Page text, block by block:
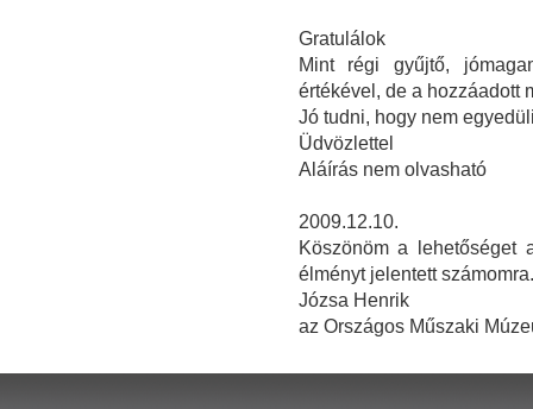
Gratulálok
Mint régi gyűjtő,
értékével, de a hozzáadott
Jó tudni, hogy nem
Üdvözlettel
Aláírás nem olvasható
2009.12.10.
Köszönöm a lehetőséget
élményt jelentett számomra.
Józsa Henrik
az Országos Műszaki